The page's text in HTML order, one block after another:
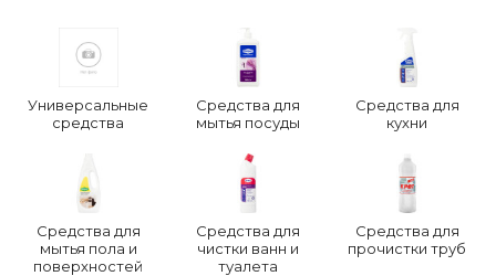
Универсальные
средства
Средства для
мытья посуды
Средства для
кухни
Средства для
мытья пола и
поверхностей
Средства для
чистки ванн и
туалета
Средства для
прочистки труб